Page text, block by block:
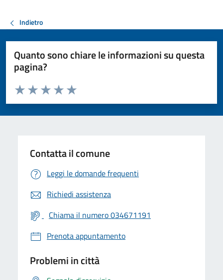
Indietro
Quanto sono chiare le informazioni su questa
pagina?
Valuta da 1 a 5 stelle la pagina
Valuta 5 stelle su 5
Valuta 4 stelle su 5
Valuta 3 stelle su 5
Valuta 2 stelle su 5
Valuta 1 stelle su 5
Contatta il comune
Leggi le domande frequenti
Richiedi assistenza
Chiama il numero 034671191
Prenota appuntamento
Problemi in città